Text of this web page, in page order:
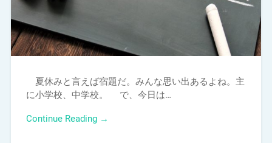
夏休みと言えば宿題だ。みんな思い出あるよね。主
に小学校、中学校。 で、今日は…
Continue Reading →